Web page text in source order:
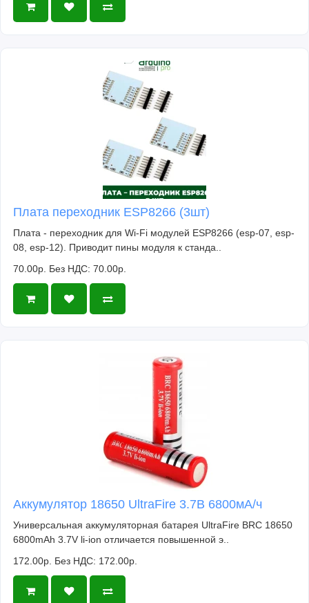
Плата переходник ESP8266 (3шт)
Плата - переходник для Wi-Fi модулей ESP8266 (esp-07, esp-
08, esp-12). Приводит пины модуля к станда..
70.00р. Без НДС: 70.00р.
Аккумулятор 18650 UltraFire 3.7В 6800мА/ч
Универсальная аккумуляторная батарея UltraFire BRC 18650
6800mAh 3.7V li-ion отличается повышенной э..
172.00р. Без НДС: 172.00р.